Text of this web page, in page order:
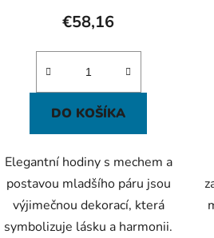
€58,16
DO KOŠÍKA
Elegantní hodiny s mechem a
postavou mladšího páru jsou
výjimečnou dekorací, která
symbolizuje lásku a harmonii.